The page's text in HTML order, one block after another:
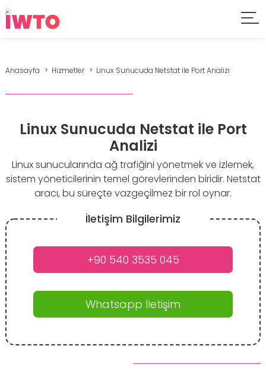
Anasayfa Hizmetler Linux Sunucuda Netstat ile Port Analizi
Linux Sunucuda Netstat ile Port
Analizi
Linux sunucularında ağ trafiğini yönetmek ve izlemek,
sistem yöneticilerinin temel görevlerinden biridir. Netstat
aracı, bu süreçte vazgeçilmez bir rol oynar.
İletişim Bilgilerimiz
+90 540 3535 045
Whatsapp İletişim